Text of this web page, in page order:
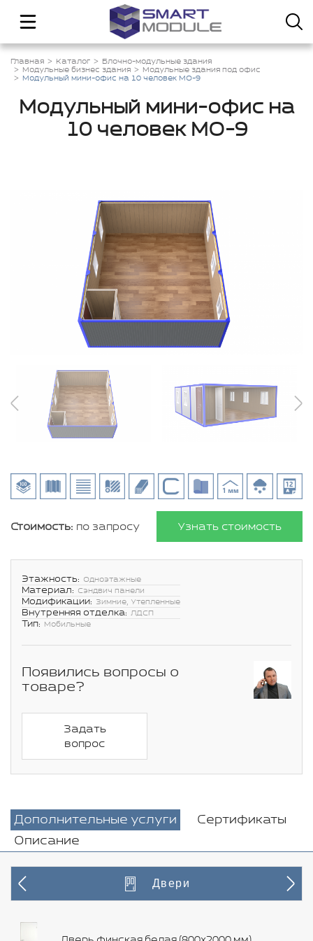
Главная Каталог
Блочно-модульные здания
Модульные бизнес здания
Модульные здания под офис
Модульный мини-офис на 10 человек МО-9
Модульный мини-офис на
10 человек МО-9
Стоимость: по запросу Узнать стоимость
Этажность: Одноэтажные
Материал: Сэндвич панели
Модификации: Зимние, Утепленные
Внутренняя отделка: ЛДСП
Тип: Мобильные
Появились вопросы о
товаре?
Задать
вопрос
Дополнительные услуги
Сертификаты
Описание
Двери